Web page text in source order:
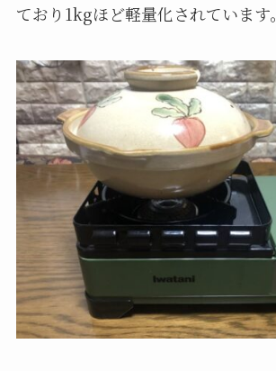
ており1kgほど軽量化されています。